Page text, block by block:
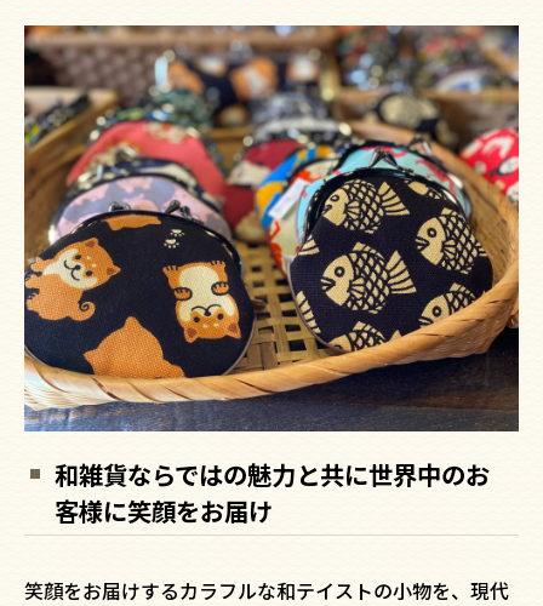
和雑貨ならではの魅力と共に世界中のお
客様に笑顔をお届け
笑顔をお届けするカラフルな和テイストの小物を、現代